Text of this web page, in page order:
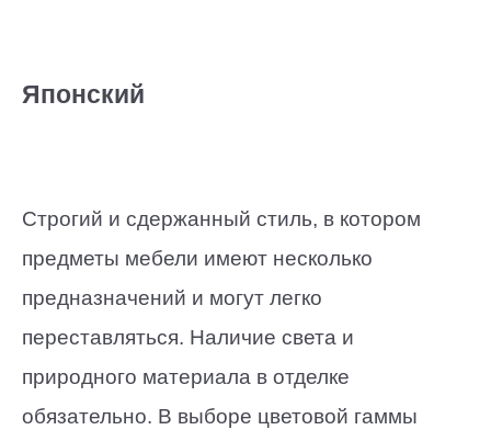
Японский
Строгий и сдержанный стиль, в котором
предметы мебели имеют несколько
предназначений и могут легко
переставляться. Наличие света и
природного материала в отделке
обязательно. В выборе цветовой гаммы